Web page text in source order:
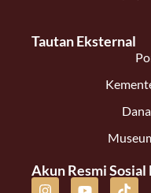
Tautan Eksternal
Akun Resmi